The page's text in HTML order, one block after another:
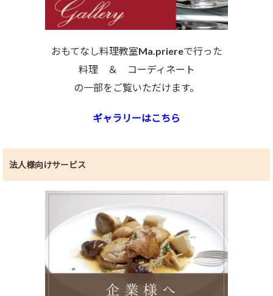
おもてなし料理教室Ma.priereで行った
料理 ＆ コーディネート
の一部をご覧いただけます。
ギャラリーはこちら
法人様向けサービス